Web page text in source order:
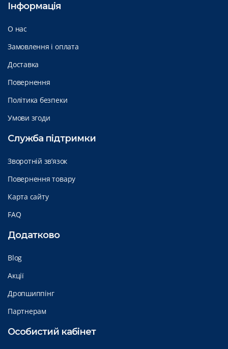
Інформація
О нас
Замовлення і оплата
Доставка
Повернення
Політика безпеки
Умови згоди
Служба підтримки
Зворотній зв’язок
Повернення товару
Карта сайту
FAQ
Додатково
Blog
Акції
Дропшиппінг
Партнерам
Особистий кабінет